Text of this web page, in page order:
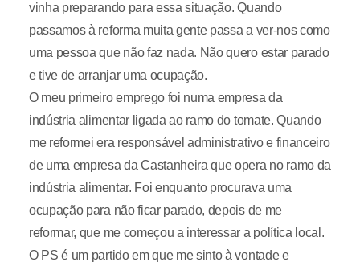
vinha preparando para essa situação. Quando
passamos à reforma muita gente passa a ver-nos como
uma pessoa que não faz nada. Não quero estar parado
e tive de arranjar uma ocupação.
O meu primeiro emprego foi numa empresa da
indústria alimentar ligada ao ramo do tomate. Quando
me reformei era responsável administrativo e financeiro
de uma empresa da Castanheira que opera no ramo da
indústria alimentar. Foi enquanto procurava uma
ocupação para não ficar parado, depois de me
reformar, que me começou a interessar a política local.
O PS é um partido em que me sinto à vontade e